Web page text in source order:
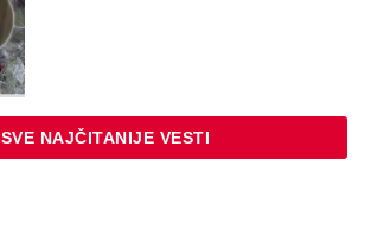
SVE NAJČITANIJE VESTI